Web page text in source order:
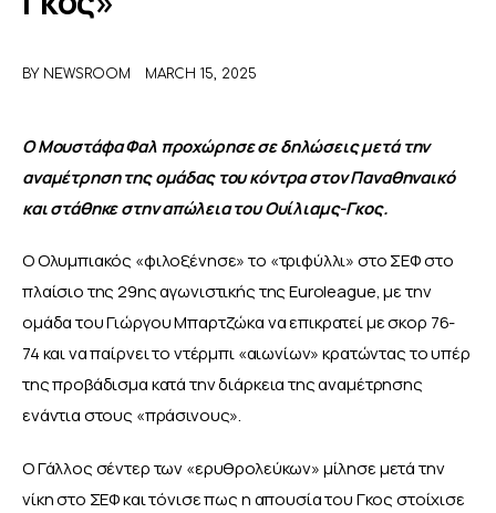
BY NEWSROOM MARCH 15, 2025
Ο Μουστάφα Φαλ προχώρησε σε δηλώσεις μετά την
αναμέτρηση της ομάδας του κόντρα στον Παναθηναικό
και στάθηκε στην απώλεια του Ουίλιαμς-Γκος.
Ο Ολυμπιακός «φιλοξένησε» το «τριφύλλι» στο ΣΕΦ στο
πλαίσιο της 29ης αγωνιστικής της Euroleague, με την
ομάδα του Γιώργου Μπαρτζώκα να επικρατεί με σκορ 76-
74 και να παίρνει το ντέρμπι «αιωνίων» κρατώντας το υπέρ
της προβάδισμα κατά την διάρκεια της αναμέτρησης
ενάντια στους «πράσινους».
Ο Γάλλος σέντερ των «ερυθρολεύκων» μίλησε μετά την
νίκη στο ΣΕΦ και τόνισε πως η απουσία του Γκος στοίχισε